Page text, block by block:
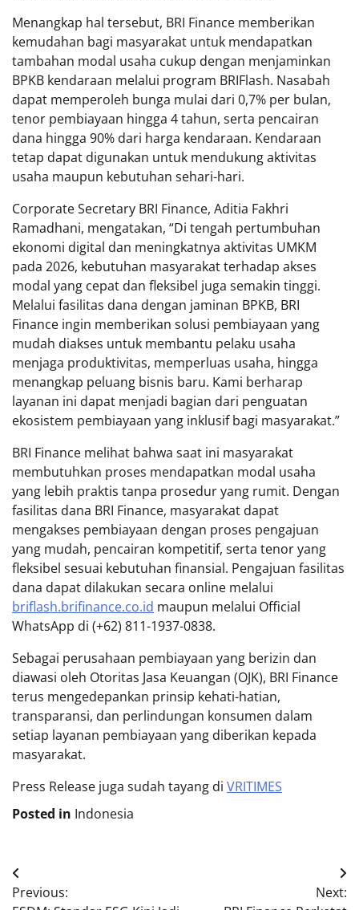
Menangkap hal tersebut, BRI Finance memberikan
kemudahan bagi masyarakat untuk mendapatkan
tambahan modal usaha cukup dengan menjaminkan
BPKB kendaraan melalui program BRIFlash. Nasabah
dapat memperoleh bunga mulai dari 0,7% per bulan,
tenor pembiayaan hingga 4 tahun, serta pencairan
dana hingga 90% dari harga kendaraan. Kendaraan
tetap dapat digunakan untuk mendukung aktivitas
usaha maupun kebutuhan sehari-hari.
Corporate Secretary BRI Finance, Aditia Fakhri
Ramadhani, mengatakan, “Di tengah pertumbuhan
ekonomi digital dan meningkatnya aktivitas UMKM
pada 2026, kebutuhan masyarakat terhadap akses
modal yang cepat dan fleksibel juga semakin tinggi.
Melalui fasilitas dana dengan jaminan BPKB, BRI
Finance ingin memberikan solusi pembiayaan yang
mudah diakses untuk membantu pelaku usaha
menjaga produktivitas, memperluas usaha, hingga
menangkap peluang bisnis baru. Kami berharap
layanan ini dapat menjadi bagian dari penguatan
ekosistem pembiayaan yang inklusif bagi masyarakat.”
BRI Finance melihat bahwa saat ini masyarakat
membutuhkan proses mendapatkan modal usaha
yang lebih praktis tanpa prosedur yang rumit. Dengan
fasilitas dana BRI Finance, masyarakat dapat
mengakses pembiayaan dengan proses pengajuan
yang mudah, pencairan kompetitif, serta tenor yang
fleksibel sesuai kebutuhan finansial. Pengajuan fasilitas
dana dapat dilakukan secara online melalui
briflash.brifinance.co.id ⁠ maupun melalui Official
WhatsApp di (+62) 811-1937-0838.
Sebagai perusahaan pembiayaan yang berizin dan
diawasi oleh Otoritas Jasa Keuangan (OJK), BRI Finance
terus mengedepankan prinsip kehati-hatian,
transparansi, dan perlindungan konsumen dalam
setiap layanan pembiayaan yang diberikan kepada
masyarakat.
Press Release juga sudah tayang di VRITIMES
Posted in Indonesia
Post
Previous:
Next: